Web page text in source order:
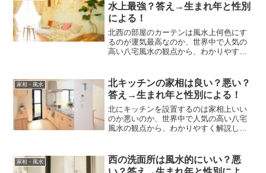
水上最強？答え→生まれ年と性別
による！
北西の部屋のカーテンは風水上何色にす
るのが運気最高なのか、世界中で人気の
高い八宅風水の観点から、わかりやすく
家相・風水
北キッチンの家相は良い？悪い？
答え→生まれ年と性別による！
北にキッチンを設置するのは家相上いい
のか悪いのか、世界中で人気の高い八宅
風水の観点から、わかりやすく解説しま
家相・風水
西の洗面所は風水的にいい？悪